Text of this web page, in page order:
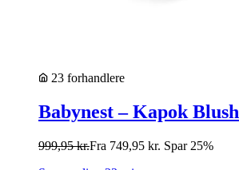
23 forhandlere
Babynest – Kapok Blush
999,95kr.Fra 749,95 kr. Spar 25%